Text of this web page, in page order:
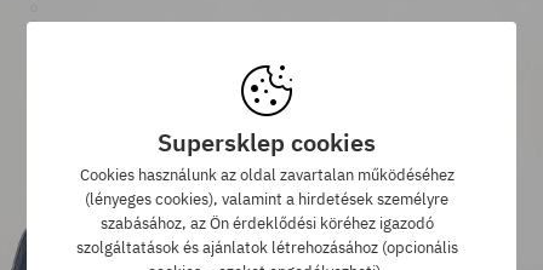
Supersklep cookies
Cookies használunk az oldal zavartalan működéséhez
(lényeges cookies), valamint a hirdetések személyre
szabásához, az Ön érdeklődési köréhez igazodó
szolgáltatások és ajánlatok létrehozásához (opcionális